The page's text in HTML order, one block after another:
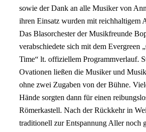
sowie der Dank an alle Musiker von
ihren Einsatz wurden mit reichhaltigem
Das Blasorchester der Musikfreunde
verabschiedete sich mit dem Evergreen
Time“ lt. offiziellem Programmverlauf.
Ovationen ließen die Musiker und
ohne zwei Zugaben von der Bühne.
Hände sorgten dann für einen
Römerkastell. Nach der Rückkehr in
traditionell zur Entspannung Aller noch